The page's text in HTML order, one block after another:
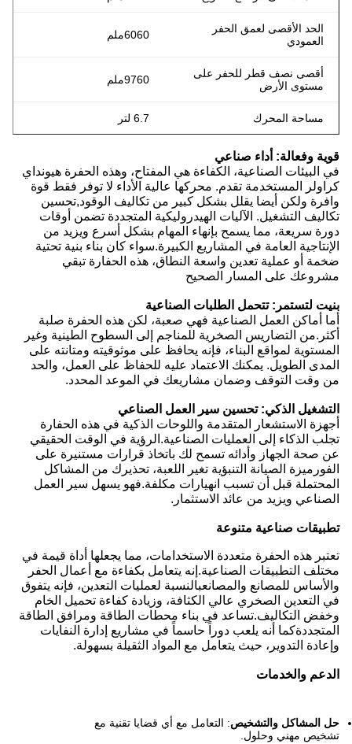
الحد الأقصى لعمق الحفر
العمودي
6060ملم
أقصى نصف قطر للحفر على
مستوى الأرض
9760ملم
مساحة المحرك 6.7 لتر
قوية وفعالة: أداء صناعي
في البيئات الصناعية، الكفاءة هي المفتاح، وهذه الحفرة هيونداي
كراولر المستخدمة تقدم. محركها عالية الأداء لا توفر فقط قوة
وافرة ولكن أيضا يقلل بشكل كبير من تكاليف الوقود,تحسين
تكاليف التشغيل. الآليات الهيدروليكية المتجددة تضمن أوقات
دورة سريعة، مما يسمح بإنهاء المهام بشكل أسرع ويزيد من
الإنتاجية العامة في المشاريع الكبيرة.سواء كان بناء بنية تحتية
ضخمة أو عملية تعدين واسعة النطاق، هذه الحفارة تبقي
مشروعك على المسار الصحيح
بنيت لتستمر: تتحمل الطلبات الصناعية
أما أماكن العمل الصناعية فهي صعبة، لكن هذه الحفرة صلبة
أكثر.من التضاريس الصخرية للمناجم إلى السطوح الطينية وغير
المستوية لمواقع البناء، فإنه يحافظ على موثوقيته ومتانته على
المدى الطويل. يمكنك الاعتماد عليه للحفاظ على العمل، والحد
من وقت التوقف وضمان مشاريعك في الموعد المحدد.
التشغيل الذكي: تحسين سير العمل الصناعي
أجهزة الاستشعار المتقدمة واللوحات الذكية في هذه الحفارة
تجلب الذكاء إلى العمليات الصناعية.الرؤية في الوقت الحقيقي
عن صحة الجهاز وأدائه تسمح لك باتخاذ قرارات مستنيرة على
الفورميزة الصيانة التنبؤية تغير اللعبة، تحذيرك من المشاكل
المحتملة قبل أن تسبب انهيارات مكلفة.فهو يسهل سير العمل
الصناعي ويزيد من عائد الاستثمار.
تطبيقات صناعية متنوعة
تعتبر هذه الحفرة متعددة الاستخدامات، مما يجعلها أداة قيمة في
مختلف التطبيقات الصناعية.إنه يتعامل بكفاءة مع أعمال الحفر
والأساس للمصانع والمصانعبالنسبة لعمليات التعدين، فإنه يتفوق
في التعدين الصخري عالي الكثافة، وزيادة كفاءة تحميل الخام
وخفض التكاليف.تساعد في بناء محطات الطاقة ومرافق الطاقة
المتجددةكما أنه يلعب دوراً حاسماً في مشاريع إدارة النفايات
وإعادة التدوير، حيث يتعامل مع المواد الثقيلة بسهولة.
الدعم والخدمات
حل المشاكل والتشخيص: التعامل مع أي قضايا تقنية مع
تشخيص مهني وحلول.